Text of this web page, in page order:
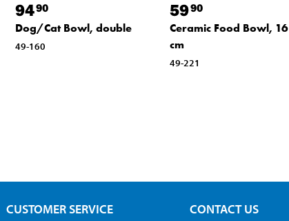
9490
Dog/Cat Bowl, double
49-160
5990
Ceramic Food Bowl, 16
cm
49-221
CUSTOMER SERVICE CONTACT US